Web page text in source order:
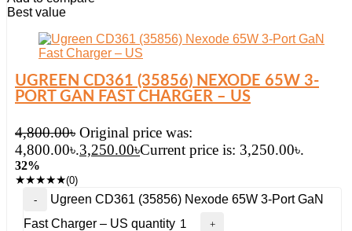
Best value
UGREEN CD361 (35856) NEXODE 65W 3-
PORT GAN FAST CHARGER – US
4,800.00৳ Original price was:
4,800.00৳.3,250.00৳Current price is: 3,250.00৳.
32%
★★★★★(0)
Ugreen CD361 (35856) Nexode 65W 3-Port GaN
Fast Charger – US quantity